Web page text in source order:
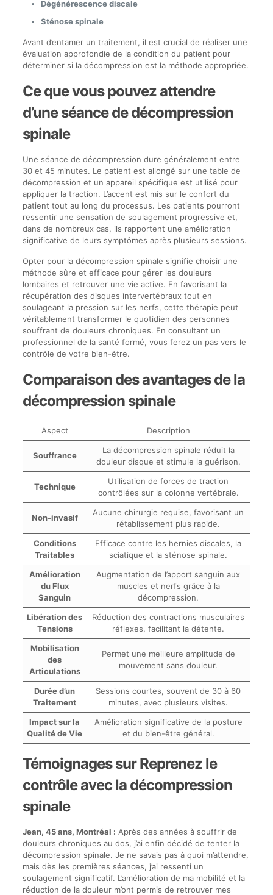
Dégénérescence discale
Sténose spinale
Avant d’entamer un traitement, il est crucial de réaliser une
évaluation approfondie de la condition du patient pour
déterminer si la décompression est la méthode appropriée.
Ce que vous pouvez attendre
d’une séance de décompression
spinale
Une séance de décompression dure généralement entre
30 et 45 minutes. Le patient est allongé sur une table de
décompression et un appareil spécifique est utilisé pour
appliquer la traction. L’accent est mis sur le confort du
patient tout au long du processus. Les patients pourront
ressentir une sensation de soulagement progressive et,
dans de nombreux cas, ils rapportent une amélioration
significative de leurs symptômes après plusieurs sessions.
Opter pour la décompression spinale signifie choisir une
méthode sûre et efficace pour gérer les douleurs
lombaires et retrouver une vie active. En favorisant la
récupération des disques intervertébraux tout en
soulageant la pression sur les nerfs, cette thérapie peut
véritablement transformer le quotidien des personnes
souffrant de douleurs chroniques. En consultant un
professionnel de la santé formé, vous ferez un pas vers le
contrôle de votre bien-être.
Comparaison des avantages de la
décompression spinale
Aspect Description
Souffrance
La décompression spinale réduit la
douleur disque et stimule la guérison.
Technique
Utilisation de forces de traction
contrôlées sur la colonne vertébrale.
Non-invasif
Aucune chirurgie requise, favorisant un
rétablissement plus rapide.
Conditions
Traitables
Efficace contre les hernies discales, la
sciatique et la sténose spinale.
Amélioration
du Flux
Sanguin
Augmentation de l’apport sanguin aux
muscles et nerfs grâce à la
décompression.
Libération des
Tensions
Réduction des contractions musculaires
réflexes, facilitant la détente.
Mobilisation
des
Articulations
Permet une meilleure amplitude de
mouvement sans douleur.
Durée d’un
Traitement
Sessions courtes, souvent de 30 à 60
minutes, avec plusieurs visites.
Impact sur la
Qualité de Vie
Amélioration significative de la posture
et du bien-être général.
Témoignages sur Reprenez le
contrôle avec la décompression
spinale
Jean, 45 ans, Montréal : Après des années à souffrir de
douleurs chroniques au dos, j’ai enfin décidé de tenter la
décompression spinale. Je ne savais pas à quoi m’attendre,
mais dès les premières séances, j’ai ressenti un
soulagement significatif. L’amélioration de ma mobilité et la
réduction de la douleur m’ont permis de retrouver mes